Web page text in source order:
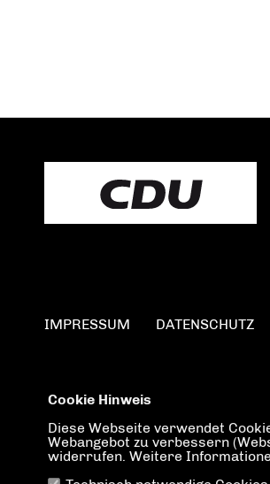
IMPRESSUM DATENSCHUTZ
Cookie Hinweis
Diese Webseite verwendet
Webangebot zu verbessern
widerrufen. Weitere